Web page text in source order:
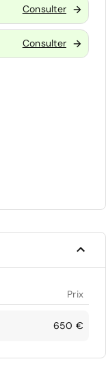
Consulter
Consulter
Prix
650 €